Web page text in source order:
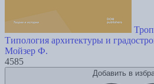
Типология архитектуры и
Мойзер Ф.
4585
Добавить в